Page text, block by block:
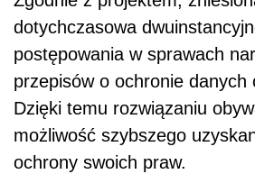
dotychczasowa
postępowania w sprawach
przepisów o ochronie danych
Dzięki temu rozwiązaniu
możliwość szybszego
ochrony swoich praw.